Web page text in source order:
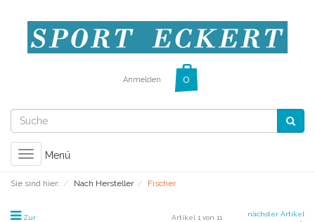
Anmelden
Toggle
navigation
Menü
Sie sind hier: Nach Hersteller Fischer
Zur
Artikel 1 von 11 nächster Artikel